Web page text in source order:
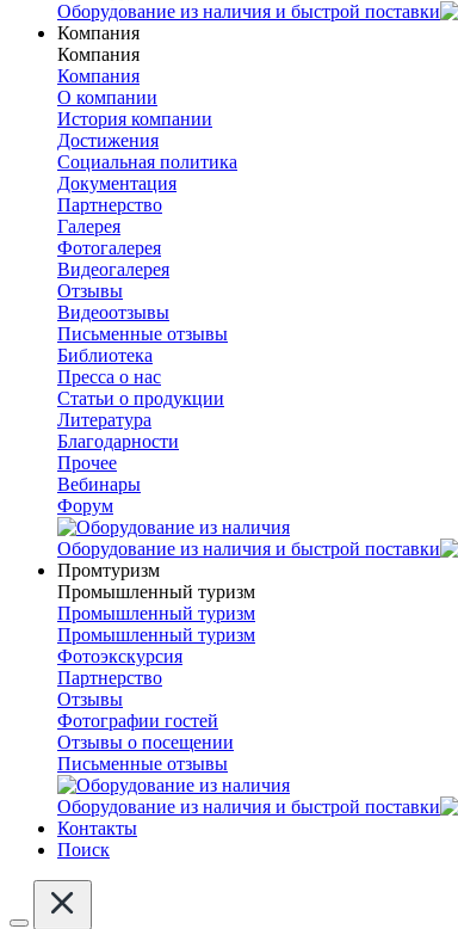
Оборудование из наличия и быстрой поставки
Компания
Компания
Компания
О компании
История компании
Достижения
Социальная политика
Документация
Партнерство
Галерея
Фотогалерея
Видеогалерея
Отзывы
Видеоотзывы
Письменные отзывы
Библиотека
Пресса о нас
Статьи о продукции
Литература
Благодарности
Прочее
Вебинары
Форум
Оборудование из наличия и быстрой поставки
Промтуризм
Промышленный туризм
Промышленный туризм
Промышленный туризм
Фотоэкскурсия
Партнерство
Отзывы
Фотографии гостей
Отзывы о посещении
Письменные отзывы
Оборудование из наличия и быстрой поставки
Контакты
Поиск